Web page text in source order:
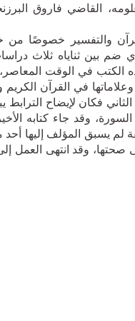
القاضي فاروق
والتفسير خصوصًا من
ضم بين ثناياه ثلاث
الكتب في الوقت
في القرآن الكريم
فكان لإيضاح الترابط
وقد جاء كتابه
لم يسبق المؤلف إليها
وقد انتهى العمل